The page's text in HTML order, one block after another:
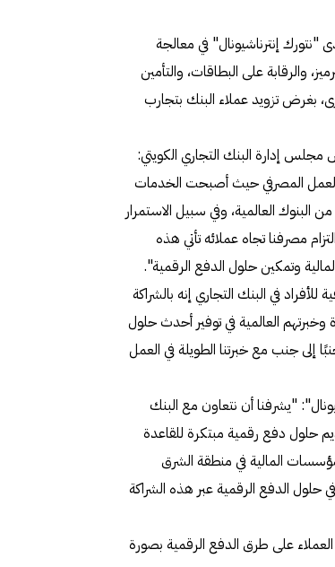
إنترناشيونال" في معالجة
والرقابة على البطاقات، والتأمين
بغرض تزويد عملاء البنك بتجارب
إدارة البنك التجاري الكويتي:
العمل المصرفي حيث أصبحت الخدمات
العالمية، وفي سبيل الاستمرار
مصرفنا تجاه عملائه تأتي هذه
وتمكين حلول الدفع الرقمية".
في البنك التجاري إنه بالشراكة
وخبرتهم العالمية في توفير أحدث حلول
إلى جنب مع خبرتنا الطويلة في العمل
"يشرفنا أن نتعاون مع البنك
حلول دفع رقمية مبتكرة للقاعدة
المالية في منطقة الشرق
حلول الدفع الرقمية عبر هذه الشراكة
على طرق الدفع الرقمية بصورة